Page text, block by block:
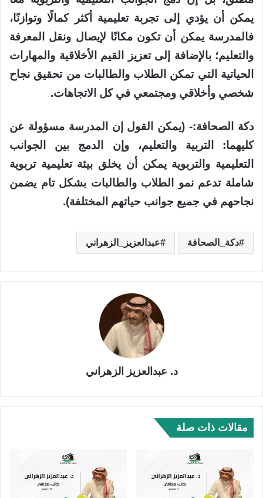
يمكن أن يؤدي إلى تجربة تعليمية أكثر كمالًا وتوازنًا،
فالمدرسة يمكن أن تكون مكانًا لإيصال ونقل المعرفة
والتعليم؛ بالإضافة إلى تعزيز القيم الأخلاقية والمهارات
الحياتية التي تمكن الطلاب والطالبات من تحقيق نجاح
شخصي وأخلاقي ومجتمعي في كل الاتجاهات.
دكة الصحافة:- (يمكن القول إن المدرسة مسؤولة عن
كليهما: التربية والتعليم، وإن الدمج بين الجوانب
التعليمية والتربوية يمكن أن يخلق بيئة تعليمية تربوية
شاملة تدعم نمو الطلاب والطالبات بشكل تام يضمن
نجاحهم في جميع جوانب حياتهم المختلفة).
دكة_الصحافة عبدالعزيز_الزهراني
د. عبدالعزيز الزهراني
مقالات ذات صلة